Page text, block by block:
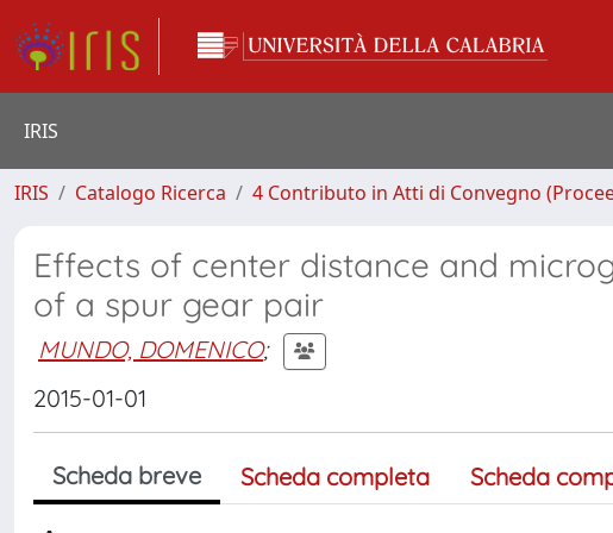
IRIS
IRIS Catalogo Ricerca 4 Contributo in Atti di Convegno
Effects of center distance and
of a spur gear pair
MUNDO, DOMENICO;
2015-01-01
Scheda breve Scheda completa Scheda